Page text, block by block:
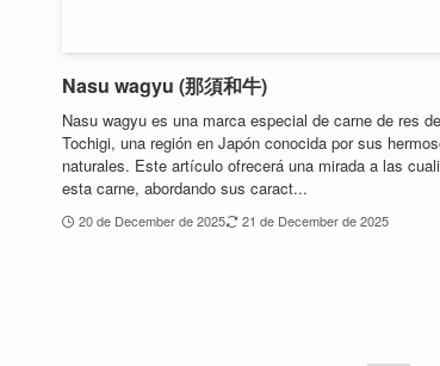
Nasu wagyu (那須和牛)
Nasu wagyu es una marca especial de carne de res
Tochigi, una región en Japón conocida por sus
naturales. Este artículo ofrecerá una mirada a las
esta carne, abordando sus caract...
20 de December de 2025 21 de December de 2025